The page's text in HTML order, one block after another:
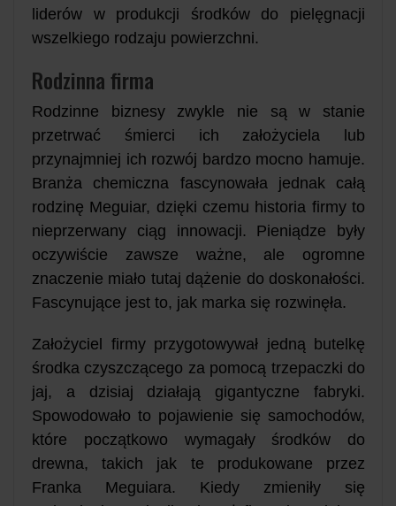
liderów w produkcji środków do pielęgnacji
wszelkiego rodzaju powierzchni.
Rodzinna firma
Rodzinne biznesy zwykle nie są w stanie
przetrwać śmierci ich założyciela lub
przynajmniej ich rozwój bardzo mocno hamuje.
Branża chemiczna fascynowała jednak całą
rodzinę Meguiar, dzięki czemu historia firmy to
nieprzerwany ciąg innowacji. Pieniądze były
oczywiście zawsze ważne, ale ogromne
znaczenie miało tutaj dążenie do doskonałości.
Fascynujące jest to, jak marka się rozwinęła.
Założyciel firmy przygotowywał jedną butelkę
środka czyszczącego za pomocą trzepaczki do
jaj, a dzisiaj działają gigantyczne fabryki.
Spowodowało to pojawienie się samochodów,
które początkowo wymagały środków do
drewna, takich jak te produkowane przez
Franka Meguiara. Kiedy zmieniły się